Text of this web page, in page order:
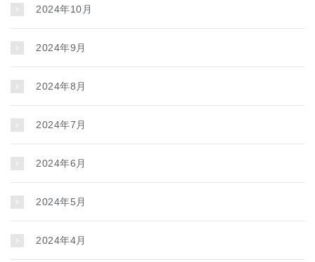
2024年10月
2024年9月
2024年8月
2024年7月
2024年6月
2024年5月
2024年4月